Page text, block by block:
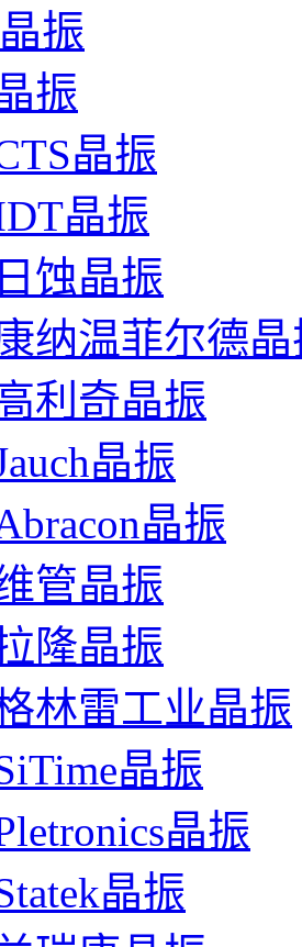
振
振
晶振
晶振
蚀晶振
纳温菲尔德晶
利奇晶振
晶振
晶振
管晶振
隆晶振
林雷工业晶振
晶振
晶振
晶振